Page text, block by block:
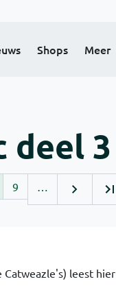
Shops Meer
deel 3
9 …
leest